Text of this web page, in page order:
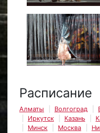
Расписание
Алматы Волгоград
Иркутск
Казань
Минск
Москва